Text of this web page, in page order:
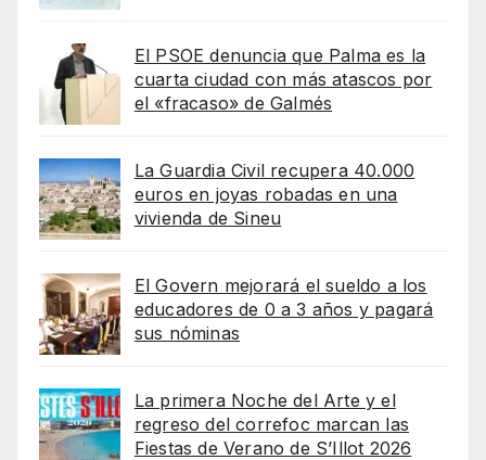
El PSOE denuncia que Palma es la
cuarta ciudad con más atascos por
el «fracaso» de Galmés
La Guardia Civil recupera 40.000
euros en joyas robadas en una
vivienda de Sineu
El Govern mejorará el sueldo a los
educadores de 0 a 3 años y pagará
sus nóminas
La primera Noche del Arte y el
regreso del correfoc marcan las
Fiestas de Verano de S’Illot 2026